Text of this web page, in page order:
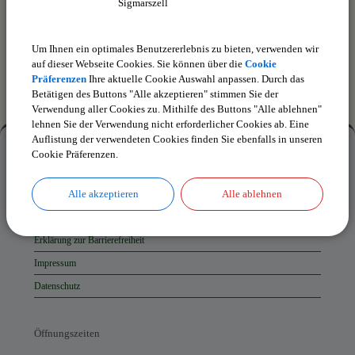
Mehr
entdecken,
Öffnungszeiten
und
Anschrift
und
Kontakt
Erklärung zur Barrierefreiheit
Impressum
Datenschutz
Öffnungszeiten
Um Ihnen ein optimales Benutzererlebnis zu bieten, verwenden wir
auf dieser Webseite Cookies. Sie können über die Cookie
Präferenzen Ihre aktuelle Cookie Auswahl anpassen. Durch das
Betätigen des Buttons "Alle akzeptieren" stimmen Sie der
Verwendung aller Cookies zu. Mithilfe des Buttons "Alle ablehnen"
lehnen Sie der Verwendung nicht erforderlicher Cookies ab. Eine
Auflistung der verwendeten Cookies finden Sie ebenfalls in unseren
Cookie Präferenzen.
Alle akzeptieren Alle ablehnen